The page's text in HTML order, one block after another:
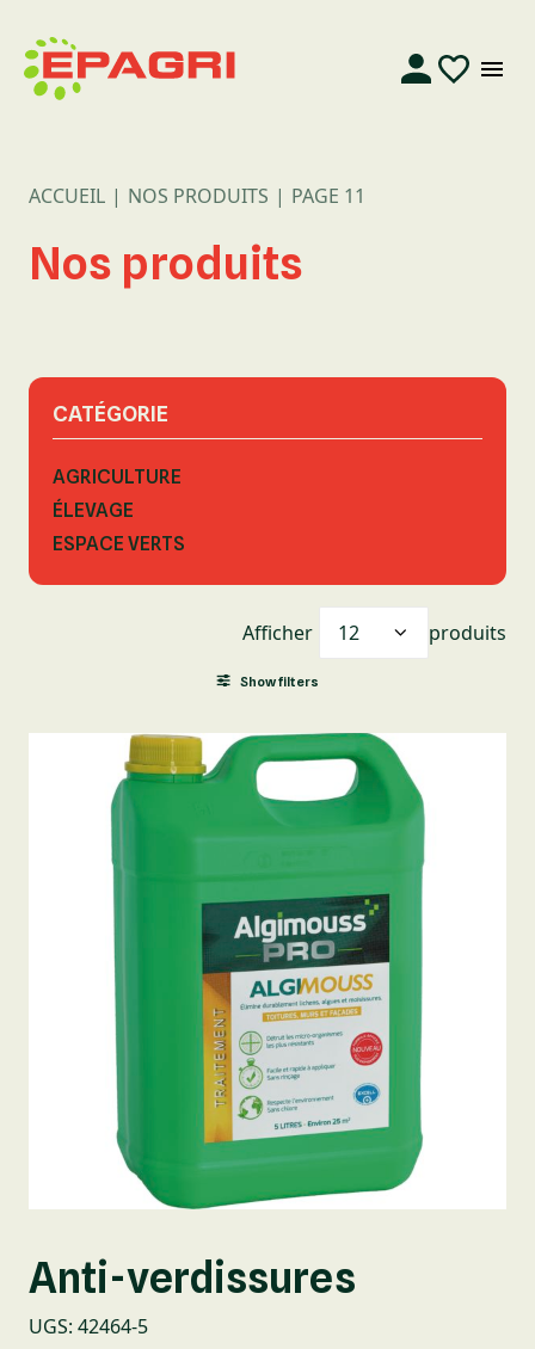
ACCUEIL NOS PRODUITS PAGE 11
Nos produits
CATÉGORIE
AGRICULTURE
ÉLEVAGE
ESPACE VERTS
Afficher produits
Show filters
Anti-verdissures
UGS: 42464-5